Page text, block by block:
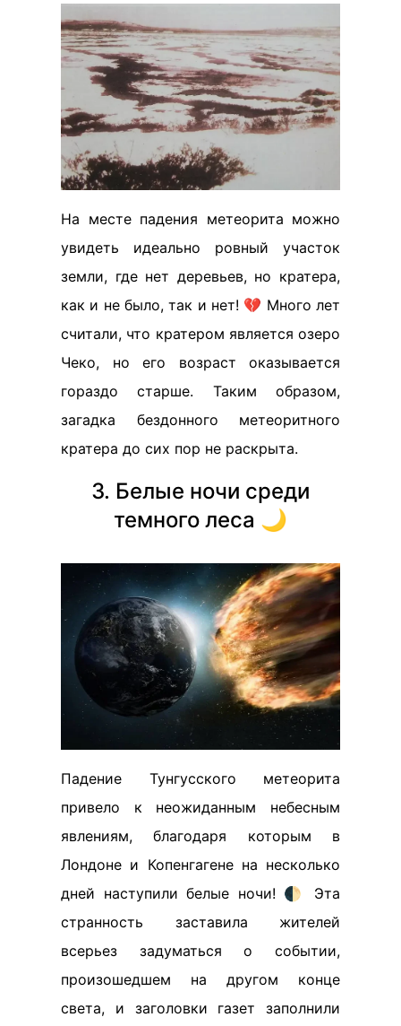
На месте падения метеорита можно
увидеть идеально ровный участок
земли, где нет деревьев, но кратера,
как и не было, так и нет! 💔 Много лет
считали, что кратером является озеро
Чеко, но его возраст оказывается
гораздо старше. Таким образом,
загадка бездонного метеоритного
кратера до сих пор не раскрыта.
3. Белые ночи среди
темного леса 🌙
Падение Тунгусского метеорита
привело к неожиданным небесным
явлениям, благодаря которым в
Лондоне и Копенгагене на несколько
дней наступили белые ночи! 🌓 Эта
странность заставила жителей
всерьез задуматься о событии,
произошедшем на другом конце
света, и заголовки газет заполнили